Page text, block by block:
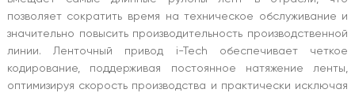
позволяет сократить время на техническое обслуживание и
значительно повысить производительность производственной
линии. Ленточный привод i-Tech обеспечивает четкое
кодирование, поддерживая постоянное натяжение ленты,
оптимизируя скорость производства и практически исключая